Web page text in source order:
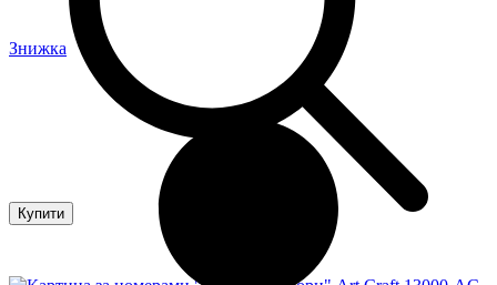
Купити
Знижка